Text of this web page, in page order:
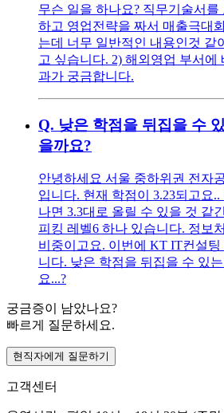
무슨 일을 하나요? 직무기술서를
하고 영업전략을 짜서 매출극대
는데 너무 일반적인 내용인것 같
고 싶습니다. 2) 해외영업 부서에
과가 궁금합니다.
Q. 낮은 학점을 뒤집을 수
을까요?
안녕하세요 서울 중하위권 전자
입니다. 현재 학점이 3.23되고요
나면 3.3대로 올릴 수 있을 것 같
피킹 레벨6 하나 있습니다. 정보
비중이고요. 이번에 KT IT컨설
니다. 낮은 학점을 뒤집을 수 있
요...?
궁금증이 남았나요?
빠르게 질문하세요.
현직자에게 질문하기
고객센터